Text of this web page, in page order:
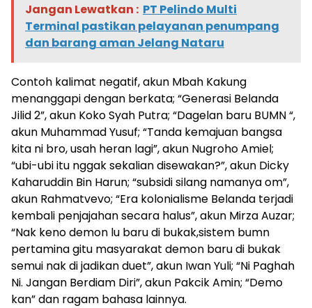
Jangan Lewatkan : PT Pelindo Multi
Terminal pastikan pelayanan penumpang
dan barang aman Jelang Nataru
Contoh kalimat negatif, akun Mbah Kakung
menanggapi dengan berkata; “Generasi Belanda
Jilid 2”, akun Koko Syah Putra; “Dagelan baru BUMN “,
akun Muhammad Yusuf; “Tanda kemajuan bangsa
kita ni bro, usah heran lagi”, akun Nugroho Amiel;
“ubi-ubi itu nggak sekalian disewakan?”, akun Dicky
Kaharuddin Bin Harun; “subsidi silang namanya om”,
akun Rahmatvevo; “Era kolonialisme Belanda terjadi
kembali penjajahan secara halus”, akun Mirza Auzar;
“Nak keno demon lu baru di bukak,sistem bumn
pertamina gitu masyarakat demon baru di bukak
semui nak di jadikan duet”, akun Iwan Yuli; “Ni Paghah
Ni. Jangan Berdiam Diri”, akun Pakcik Amin; “Demo
kan” dan ragam bahasa lainnya.